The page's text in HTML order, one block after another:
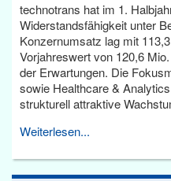
technotrans hat im 1.
Widerstandsfähigkeit unter
Konzernumsatz lag mit
Vorjahreswert von 120,6
der Erwartungen. Die
sowie Healthcare &
strukturell attraktive
Weiterlesen...